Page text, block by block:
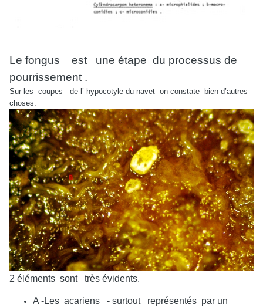
Le fongus est une étape du processus de
pourrissement .
Sur les coupes de l’ hypocotyle du navet on constate bien d’autres
choses.
2 éléments sont très évidents.
A -Les acariens - surtout représentés par un